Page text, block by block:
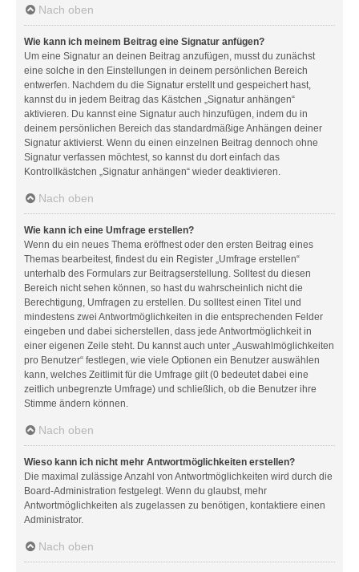
Nach oben
Wie kann ich meinem Beitrag eine Signatur anfügen?
Um eine Signatur an deinen Beitrag anzufügen, musst du zunächst
eine solche in den Einstellungen in deinem persönlichen Bereich
entwerfen. Nachdem du die Signatur erstellt und gespeichert hast,
kannst du in jedem Beitrag das Kästchen „Signatur anhängen“
aktivieren. Du kannst eine Signatur auch hinzufügen, indem du in
deinem persönlichen Bereich das standardmäßige Anhängen deiner
Signatur aktivierst. Wenn du einen einzelnen Beitrag dennoch ohne
Signatur verfassen möchtest, so kannst du dort einfach das
Kontrollkästchen „Signatur anhängen“ wieder deaktivieren.
Nach oben
Wie kann ich eine Umfrage erstellen?
Wenn du ein neues Thema eröffnest oder den ersten Beitrag eines
Themas bearbeitest, findest du ein Register „Umfrage erstellen“
unterhalb des Formulars zur Beitragserstellung. Solltest du diesen
Bereich nicht sehen können, so hast du wahrscheinlich nicht die
Berechtigung, Umfragen zu erstellen. Du solltest einen Titel und
mindestens zwei Antwortmöglichkeiten in die entsprechenden Felder
eingeben und dabei sicherstellen, dass jede Antwortmöglichkeit in
einer eigenen Zeile steht. Du kannst auch unter „Auswahlmöglichkeiten
pro Benutzer“ festlegen, wie viele Optionen ein Benutzer auswählen
kann, welches Zeitlimit für die Umfrage gilt (0 bedeutet dabei eine
zeitlich unbegrenzte Umfrage) und schließlich, ob die Benutzer ihre
Stimme ändern können.
Nach oben
Wieso kann ich nicht mehr Antwortmöglichkeiten erstellen?
Die maximal zulässige Anzahl von Antwortmöglichkeiten wird durch die
Board-Administration festgelegt. Wenn du glaubst, mehr
Antwortmöglichkeiten als zugelassen zu benötigen, kontaktiere einen
Administrator.
Nach oben